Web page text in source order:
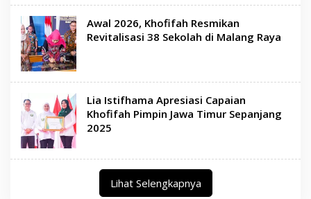
Awal 2026, Khofifah Resmikan
Revitalisasi 38 Sekolah di Malang Raya
Lia Istifhama Apresiasi Capaian
Khofifah Pimpin Jawa Timur Sepanjang
2025
Lihat Selengkapnya